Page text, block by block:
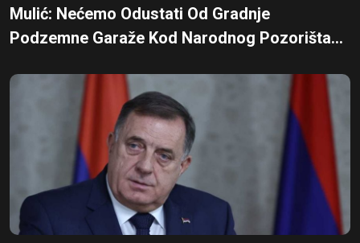
Mulić: Nećemo Odustati Od Gradnje
Podzemne Garaže Kod Narodnog Pozorišta...